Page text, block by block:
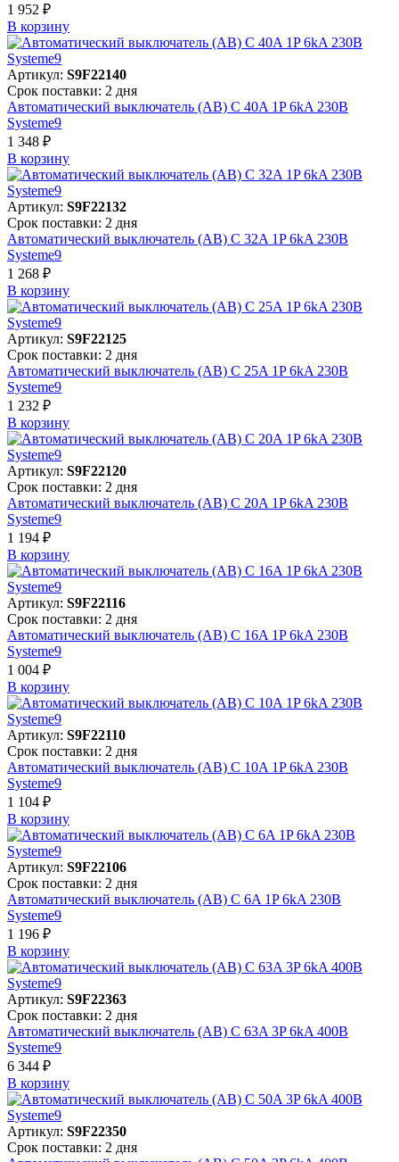
1 952 ₽
В корзинy
Артикул: S9F22140
Срок поставки: 2 дня
Автоматический выключатель (АВ) C 40A 1P 6kA 230В
Systeme9
1 348 ₽
В корзинy
Артикул: S9F22132
Срок поставки: 2 дня
Автоматический выключатель (АВ) C 32A 1P 6kA 230В
Systeme9
1 268 ₽
В корзинy
Артикул: S9F22125
Срок поставки: 2 дня
Автоматический выключатель (АВ) C 25A 1P 6kA 230В
Systeme9
1 232 ₽
В корзинy
Артикул: S9F22120
Срок поставки: 2 дня
Автоматический выключатель (АВ) C 20A 1P 6kA 230В
Systeme9
1 194 ₽
В корзинy
Артикул: S9F22116
Срок поставки: 2 дня
Автоматический выключатель (АВ) C 16A 1P 6kA 230В
Systeme9
1 004 ₽
В корзинy
Артикул: S9F22110
Срок поставки: 2 дня
Автоматический выключатель (АВ) C 10A 1P 6kA 230В
Systeme9
1 104 ₽
В корзинy
Артикул: S9F22106
Срок поставки: 2 дня
Автоматический выключатель (АВ) C 6A 1P 6kA 230В
Systeme9
1 196 ₽
В корзинy
Артикул: S9F22363
Срок поставки: 2 дня
Автоматический выключатель (АВ) C 63A 3P 6kA 400В
Systeme9
6 344 ₽
В корзинy
Артикул: S9F22350
Срок поставки: 2 дня